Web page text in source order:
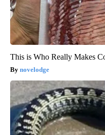
This is Who Really Makes
novelodge